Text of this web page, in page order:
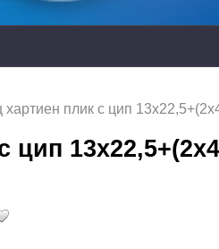
плик с цип
цип